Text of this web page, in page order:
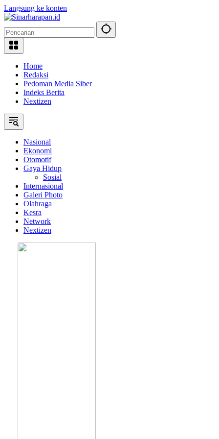
Langsung ke konten
Home
Redaksi
Pedoman Media Siber
Indeks Berita
Nextizen
Nasional
Ekonomi
Otomotif
Gaya Hidup
Sosial
Internasional
Galeri Photo
Olahraga
Kesra
Network
Nextizen